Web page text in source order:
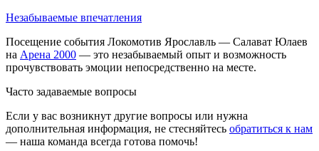
Незабываемые впечатления
Посещение события Локомотив Ярославль — Салават Юлаев
на Арена 2000 — это незабываемый опыт и возможность
прочувствовать эмоции непосредственно на месте.
Часто задаваемые вопросы
Если у вас возникнут другие вопросы или нужна
дополнительная информация, не стесняйтесь обратиться к нам
— наша команда всегда готова помочь!